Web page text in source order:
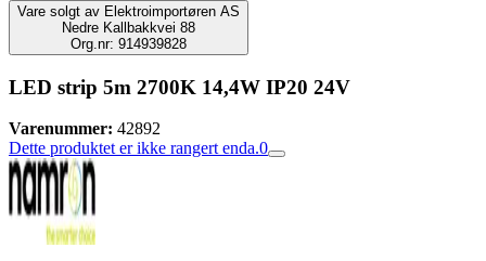
Vare solgt av Elektroimportøren AS
Nedre Kallbakkvei 88
Org.nr: 914939828
LED strip 5m 2700K 14,4W IP20 24V
Varenummer: 42892
Dette produktet er ikke rangert enda.0